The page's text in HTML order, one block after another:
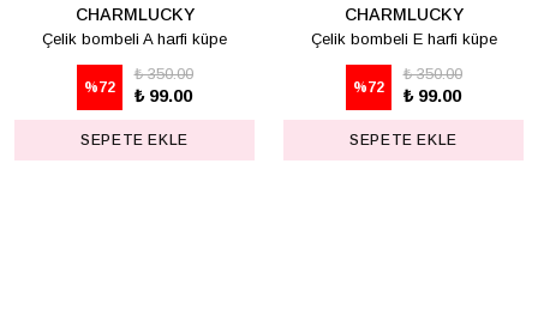
CHARMLUCKY
Çelik bombeli A harfi küpe
%72
₺ 350.00
₺ 99.00
SEPETE EKLE
CHARMLUCKY
Çelik bombeli E harfi küpe
%72
₺ 350.00
₺ 99.00
SEPETE EKLE